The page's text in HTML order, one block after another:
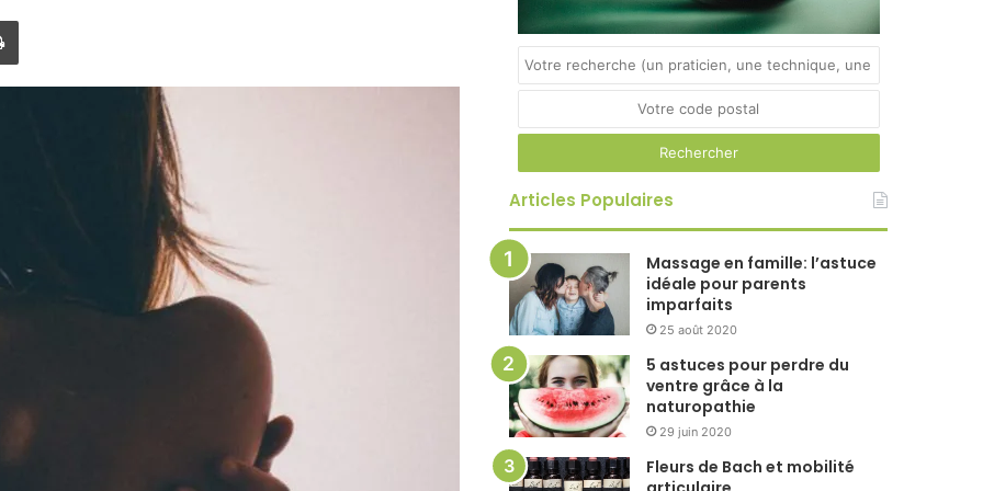
Imprimer
Articles Populaires
Massage en famille: l’astuce
idéale pour parents
imparfaits
25 août 2020
5 astuces pour perdre du
ventre grâce à la
naturopathie
29 juin 2020
Fleurs de Bach et mobilité